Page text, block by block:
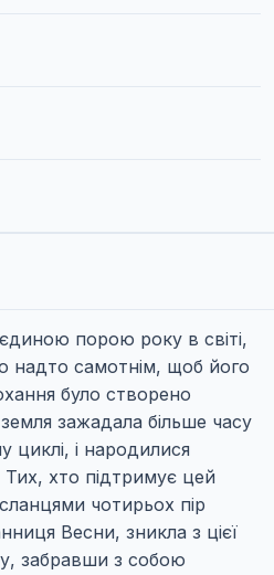
порою року в світі,
надто самотнім, щоб його
було створено
зажадала більше часу
циклі, і народилися
хто підтримує цей
чотирьох пір
Весни, зникла з цієї
забравши з собою